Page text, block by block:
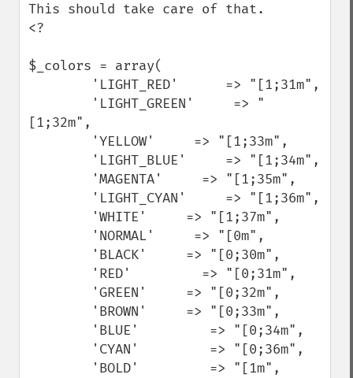
This should take care of that.
<?
$_colors = array(
[1;32m",